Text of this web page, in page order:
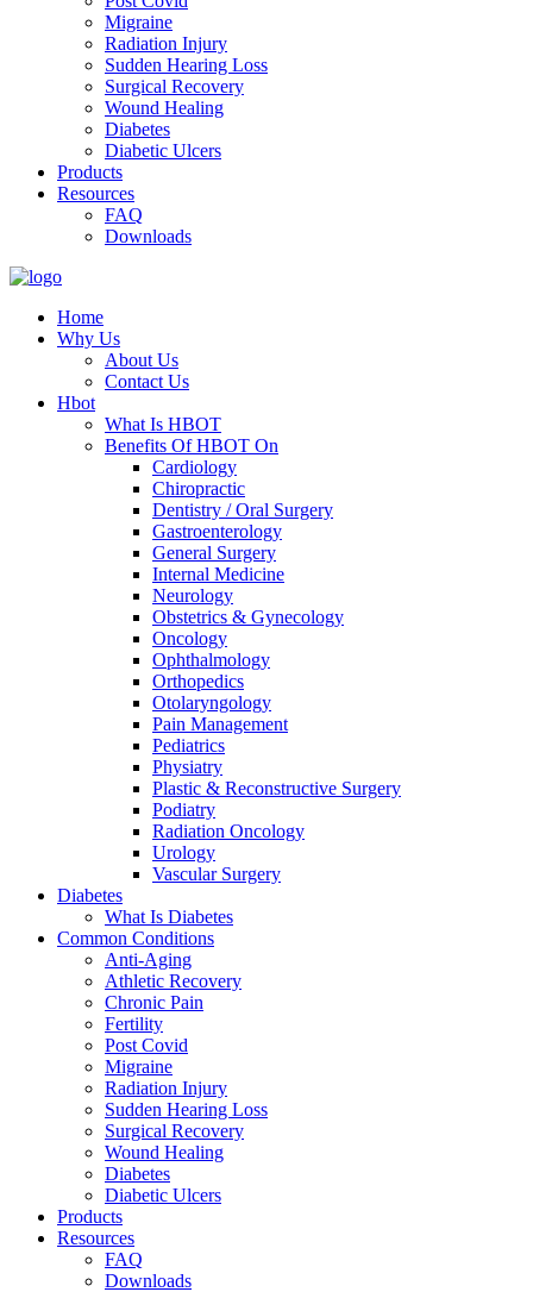
Migraine
Radiation Injury
Sudden Hearing Loss
Surgical Recovery
Wound Healing
Diabetes
Diabetic Ulcers
Products
Resources
FAQ
Downloads
Home
Why Us
About Us
Contact Us
Hbot
What Is HBOT
Benefits Of HBOT On
Cardiology
Chiropractic
Dentistry / Oral Surgery
Gastroenterology
General Surgery
Internal Medicine
Neurology
Obstetrics & Gynecology
Oncology
Ophthalmology
Orthopedics
Otolaryngology
Pain Management
Pediatrics
Physiatry
Plastic & Reconstructive Surgery
Podiatry
Radiation Oncology
Urology
Vascular Surgery
Diabetes
What Is Diabetes
Common Conditions
Anti-Aging
Athletic Recovery
Chronic Pain
Fertility
Post Covid
Migraine
Radiation Injury
Sudden Hearing Loss
Surgical Recovery
Wound Healing
Diabetes
Diabetic Ulcers
Products
Resources
FAQ
Downloads